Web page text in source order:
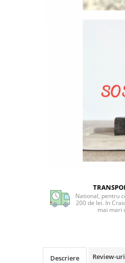
Alte preparate dermatologice
PREPARATE GINECOLOGICE
PREPARATE PENTRU COPII
ALTE AFECTIUNI
National, pentru
200 de lei. In
mai mari
Descriere Review-uri